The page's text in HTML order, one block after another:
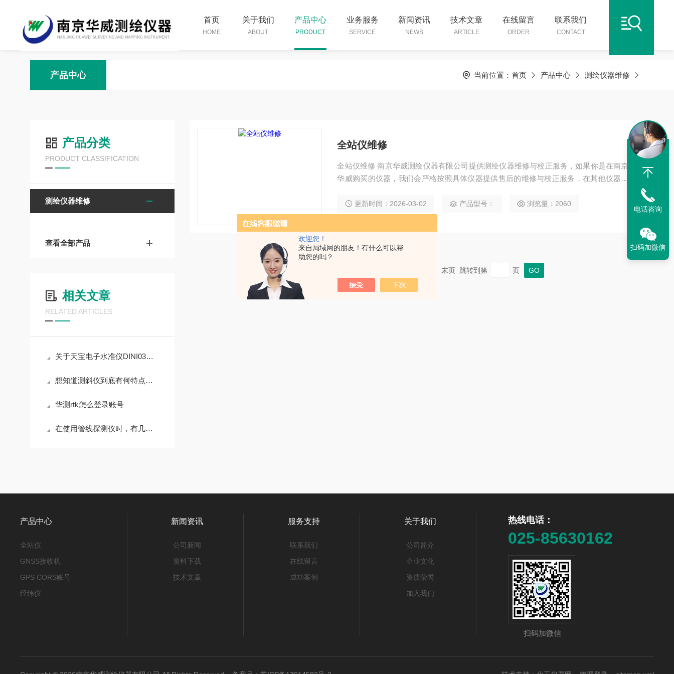
欢迎您！
来自局域网的朋友！有什么可以帮
助您的吗？
首页
HOME
关于我们
ABOUT
产品中心
PRODUCT
业务服务
SERVICE
新闻资讯
NEWS
技术文章
ARTICLE
在线留言
ORDER
联系我们
CONTACT
产品中心 当前位置： 首页 产品中心 测绘仪器维修
产品分类
PRODUCT CLASSIFICATION
测绘仪器维修
查看全部产品
相关文章
RELATED ARTICLES
关于天宝电子水准仪DINI03的主要特点，你可清楚？
想知道测斜仪到底有何特点吗？看这里！
华测rtk怎么登录账号
在使用管线探测仪时，有几个注意事项需要考虑
全站仪维修
全站仪维修 南京华威测绘仪器有限公司提供测绘仪器维修与校正服务，如果你是在南京
华威购买的仪器，我们会严格按照具体仪器提供售后的维修与校正服务，在其他仪器销
更新时间：2026-03-02 产品型号： 浏览量：2060
共 1 条记录，当前 1 / 1 页 首页 上一页 下一页 末页 跳转到第 页
热线电话：
025-85630162
扫码加微信
产品中心
全站仪
GNSS接收机
GPS CORS账号
经纬仪
新闻资讯
公司新闻
资料下载
技术文章
服务支持
联系我们
在线留言
成功案例
关于我们
公司简介
企业文化
资质荣誉
加入我们
电话咨询
扫码加微信